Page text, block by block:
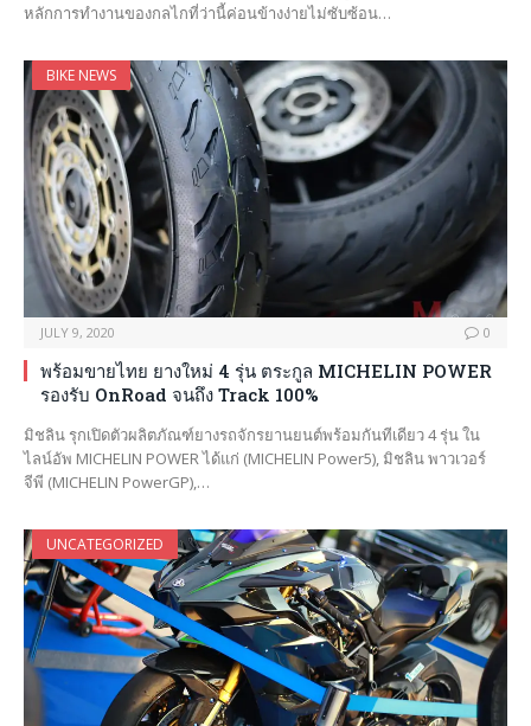
หลักการทำงานของกลไกที่ว่านี้ค่อนข้างง่ายไม่ซับซ้อน…
BIKE NEWS
JULY 9, 2020 0
พร้อมขายไทย ยางใหม่ 4 รุ่น ตระกูล MICHELIN POWER
รองรับ OnRoad จนถึง Track 100%
มิชลิน รุกเปิดตัวผลิตภัณฑ์ยางรถจักรยานยนต์พร้อมกันทีเดียว 4 รุ่น ใน
ไลน์อัพ MICHELIN POWER ได้แก่ (MICHELIN Power5), มิชลิน พาวเวอร์
จีพี (MICHELIN PowerGP),…
UNCATEGORIZED